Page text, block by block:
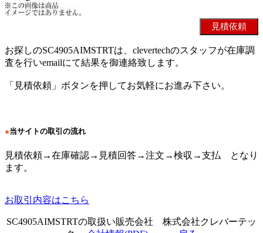
お探しのSC4905AIMSTRTは、clevertechのスタッフが在庫調
査を行いemailにて結果を御連絡致します。
「見積依頼」ボタンを押してお気軽にお進み下さい。
●当サイトの取引の流れ
見積依頼→在庫確認→見積回答→注文→検収→支払 となり
ます。
お取引内容はこちら
SC4905AIMSTRTの取扱い販売会社 株式会社クレバーテッ